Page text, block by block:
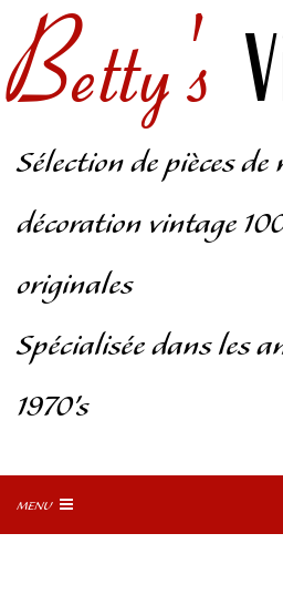
Betty's
Sélection de pièces de
décoration vintage
originales
Spécialisée dans les
1970’s
MENU